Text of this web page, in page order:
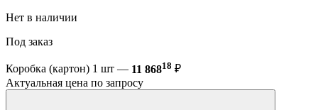
Нет в наличии
Под заказ
Коробка (картон) 1 шт — 11 86818 ₽
Актуальная цена по запросу